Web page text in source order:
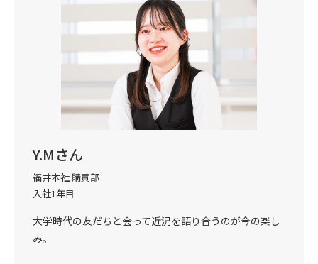
Y.Mさん
福井本社 購買部
入社1年目
大学時代の友だちと会って近況を語り合うのが今の楽し
み。